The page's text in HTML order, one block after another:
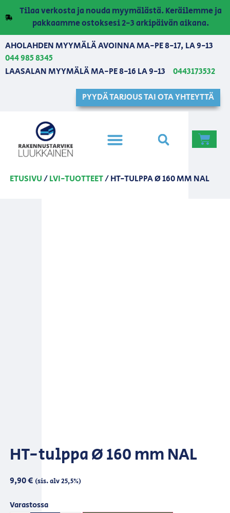
Tilaa verkosta ja nouda myymälästä. Keräilemme ja
pakkaamme ostoksesi 2-3 arkipäivän aikana.
AHOLAHDEN MYYMÄLÄ AVOINNA MA-PE 8-17, LA 9-13
044 985 8345
LAASALAN MYYMÄLÄ MA-PE 8-16 LA 9-13
0443173532
PYYDÄ TARJOUS TAI OTA YHTEYTTÄ
ETUSIVU/LVI-TUOTTEET/ HT-TULPPA Ø 160 MM NAL
HT-tulppa Ø 160 mm NAL
9,90€ (sis. alv 25,5%)
Varastossa